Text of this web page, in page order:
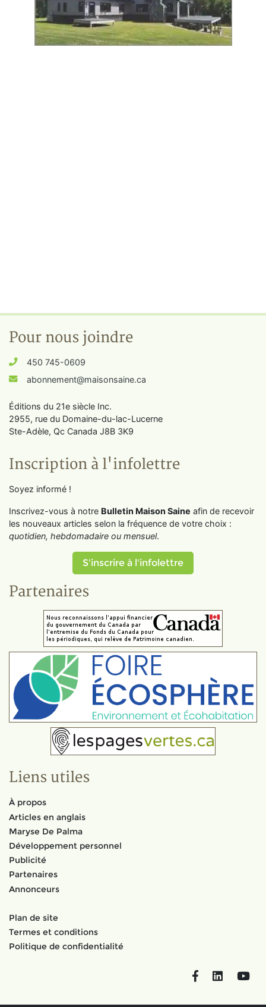
Pour nous joindre
450 745-0609
abonnement@maisonsaine.ca
Éditions du 21e siècle Inc.
2955, rue du Domaine-du-lac-Lucerne
Ste-Adèle, Qc Canada J8B 3K9
Inscription à l'infolettre
Soyez informé !
Inscrivez-vous à notre Bulletin Maison Saine afin de recevoir
les nouveaux articles selon la fréquence de votre choix :
quotidien, hebdomadaire ou mensuel.
S'inscrire à l'infolettre
Partenaires
Liens utiles
À propos
Articles en anglais
Maryse De Palma
Développement personnel
Publicité
Partenaires
Annonceurs
Plan de site
Termes et conditions
Politique de confidentialité
FacebookLinkedIn